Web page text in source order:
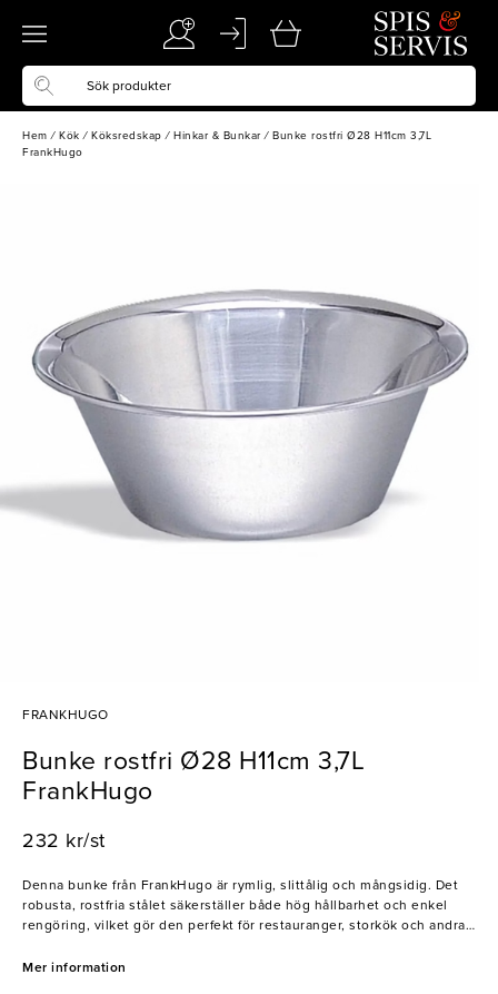
Hem / Kök / Köksredskap / Hinkar & Bunkar / Bunke rostfri Ø28 H11cm 3,7L
FrankHugo
FRANKHUGO
Bunke rostfri Ø28 H11cm 3,7L
FrankHugo
232 kr/st
Denna bunke från FrankHugo är rymlig, slittålig och mångsidig. Det
robusta, rostfria stålet säkerställer både hög hållbarhet och enkel
rengöring, vilket gör den perfekt för restauranger, storkök och andra
En, med andra ord, perfekt bunke för såväl matlagning som bakning!
Mer information